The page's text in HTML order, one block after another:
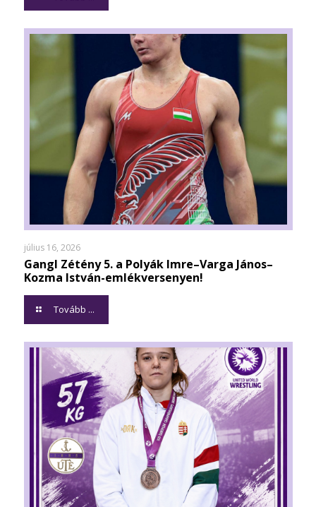
július 16, 2026
Gangl Zétény 5. a Polyák Imre–Varga János–
Kozma István-emlékversenyen!
Tovább ...